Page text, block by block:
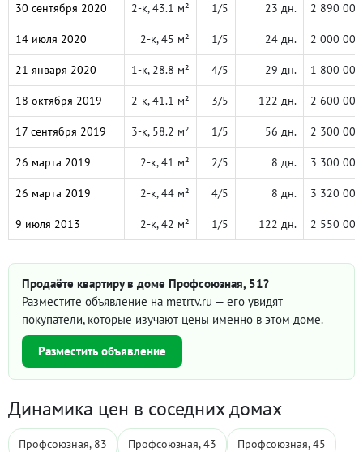
30 сентября 2020 2-к, 43.1 м² 1/5 23 дн. 2 890 000
14 июля 2020 2-к, 45 м² 1/5 24 дн. 2 000 000
21 января 2020 1-к, 28.8 м² 4/5 29 дн. 1 800 000
18 октября 2019 2-к, 41.1 м² 3/5 122 дн. 2 600 000
17 сентября 2019 3-к, 58.2 м² 1/5 56 дн. 2 300 000
26 марта 2019 2-к, 41 м² 2/5 8 дн. 3 300 000
26 марта 2019 2-к, 44 м² 4/5 8 дн. 3 320 000
9 июля 2013 2-к, 42 м² 1/5 122 дн. 2 550 000
Продаёте квартиру в доме Профсоюзная, 51?
Разместите объявление на metrtv.ru — его увидят
покупатели, которые изучают цены именно в этом доме.
Разместить объявление
Динамика цен в соседних домах
Профсоюзная, 83 Профсоюзная, 43 Профсоюзная, 45